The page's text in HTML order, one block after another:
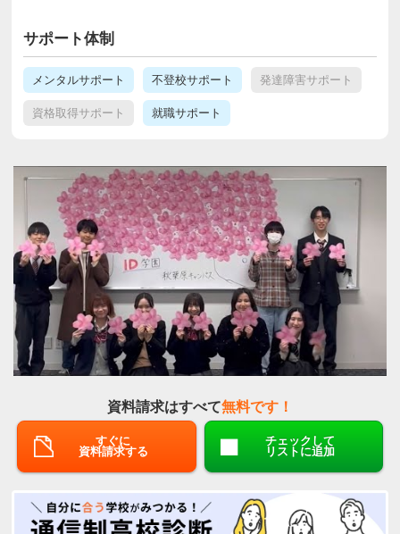
サポート体制
メンタルサポート 不登校サポート 発達障害サポート
資格取得サポート 就職サポート
資料請求はすべて無料です！
すぐに
資料請求する
チェックして
リストに追加